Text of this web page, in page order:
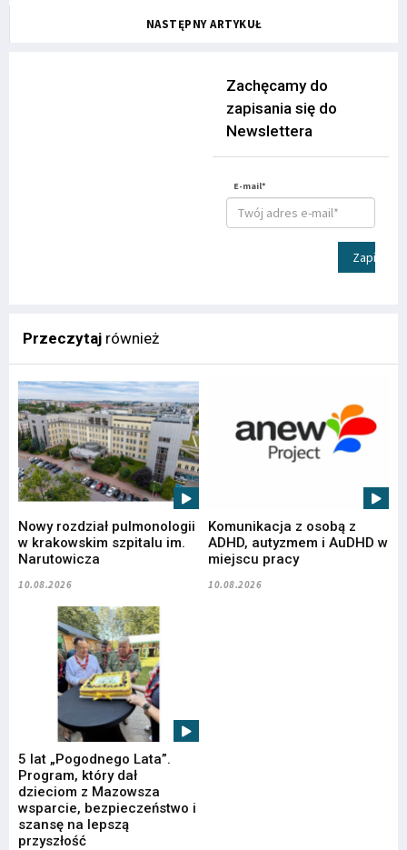
NASTĘPNY ARTYKUŁ
Zachęcamy do
zapisania się do
Newslettera
E-mail*
Zapisz
Przeczytaj również
Nowy rozdział pulmonologii
w krakowskim szpitalu im.
Narutowicza
10.08.2026
Komunikacja z osobą z
ADHD, autyzmem i AuDHD w
miejscu pracy
10.08.2026
5 lat „Pogodnego Lata”.
Program, który dał
dzieciom z Mazowsza
wsparcie, bezpieczeństwo i
szansę na lepszą
przyszłość